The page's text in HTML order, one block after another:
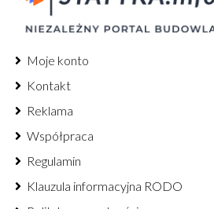
Moje konto
Kontakt
Reklama
Współpraca
Regulamin
Klauzula informacyjna RODO